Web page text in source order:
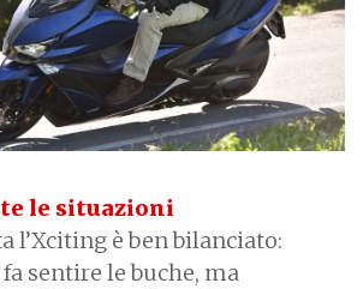
le situazioni
l’Xciting è ben bilanciato:
sentire le buche, ma